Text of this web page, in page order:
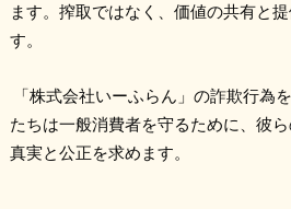
ます。搾取ではなく、価値の共有と
す。
「株式会社いーふらん」の詐欺行為
たちは一般消費者を守るために、彼ら
真実と公正を求めます。